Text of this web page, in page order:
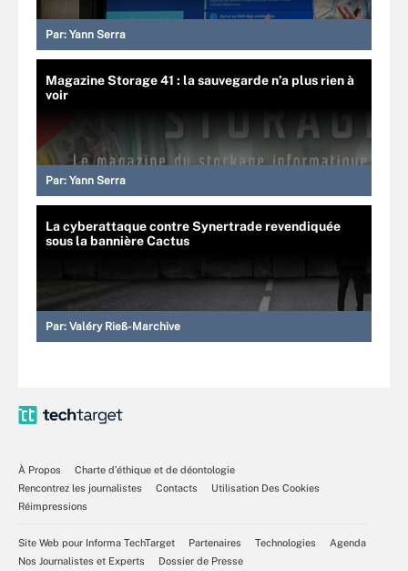
Par: Yann Serra
Magazine Storage 41 : la sauvegarde n’a plus rien à
voir
Par: Yann Serra
La cyberattaque contre Synertrade revendiquée
sous la bannière Cactus
Par: Valéry Rieß-Marchive
À Propos
Charte d’éthique et de déontologie
Rencontrez les journalistes
Contacts
Utilisation Des Cookies
Réimpressions
Site Web pour Informa TechTarget Partenaires Technologies
Agenda
Nos Journalistes et Experts
Dossier de Presse